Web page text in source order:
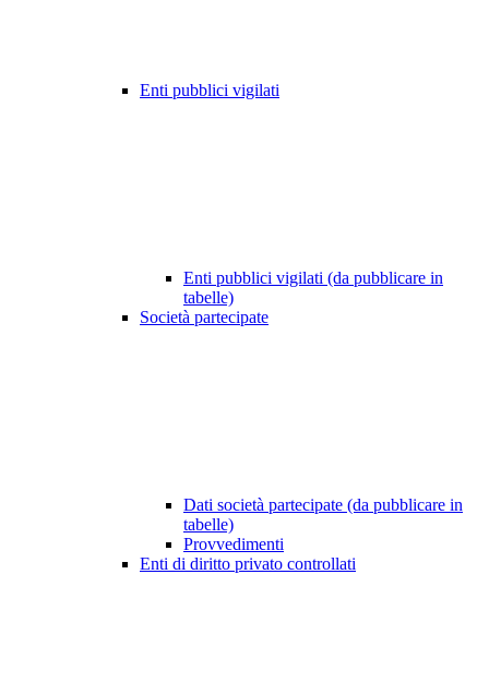
Enti pubblici vigilati
Enti pubblici vigilati (da pubblicare in
tabelle)
Società partecipate
Dati società partecipate (da pubblicare in
tabelle)
Provvedimenti
Enti di diritto privato controllati